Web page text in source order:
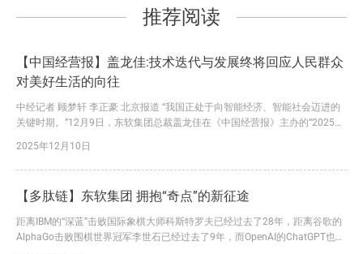
推荐阅读
【中国经营报】盖龙佳:技术迭代与发展终将回应人民群众
对美好生活的向往
中经记者 顾梦轩 李正豪 北京报道 “我国正处于向智能经济、智能社会迈进的
关键时期。”12月9日，东软集团总裁盖龙佳在《中国经营报》主办的“2025中
+’行动的意见》提出，到2027年，率先实现人工智能与科学技术、产业发
展、民生福祉等6大重点领域广泛深度融合；到2030年，新一代智能终端、智
2025年12月10日
【多肽链】东软集团 拥抱“奇点”的新征途
距离IBM的“深蓝”击败国际象棋大师科斯特罗夫已经过去了28年，距离谷歌的
AlphaGo击败围棋世界冠军李世石已经过去了9年，而OpenAI的ChatGPT也已